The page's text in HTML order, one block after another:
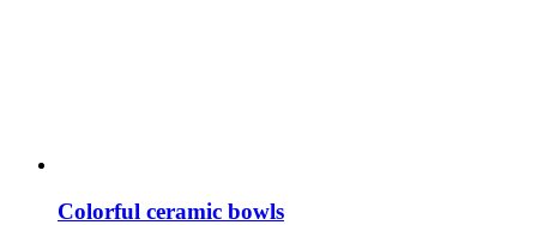
Colorful ceramic bowls